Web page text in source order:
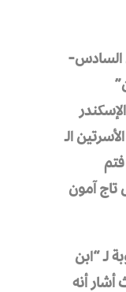
السادس-
الـ
فتم
تاج آمون
لـ “ابن
أنه